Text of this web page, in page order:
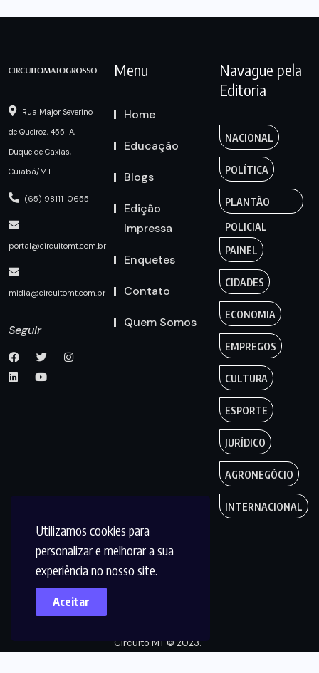
Utilizamos cookies para
personalizar e melhorar a sua
experiência no nosso site.
Aceitar
Rua Major Severino
de Queiroz, 455-A,
Duque de Caxias,
Cuiabá/MT
(65) 98111-0655
portal@circuitomt.com.br
midia@circuitomt.com.br
Seguir
Menu
Home
Educação
Blogs
Edição
Impressa
Enquetes
Contato
Quem Somos
Navague pela
Editoria
NACIONAL
POLÍTICA
PLANTÃO
POLICIAL
PAINEL
CIDADES
ECONOMIA
EMPREGOS
CULTURA
ESPORTE
JURÍDICO
AGRONEGÓCIO
INTERNACIONAL
Circuito MT © 2023.